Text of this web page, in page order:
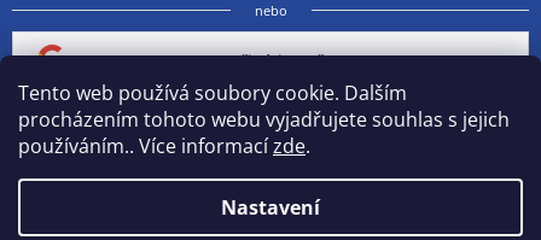
Tento web používá soubory cookie. Dalším
procházením tohoto webu vyjadřujete souhlas s jejich
používáním.. Více informacízde.
Nastavení
nebo
Přihlásit se přes Google
Přihlásit se přes Seznam
Vytvořil Shoptet